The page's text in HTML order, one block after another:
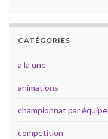
CATÉGORIES
a la une
animations
championnat par équipe
competition